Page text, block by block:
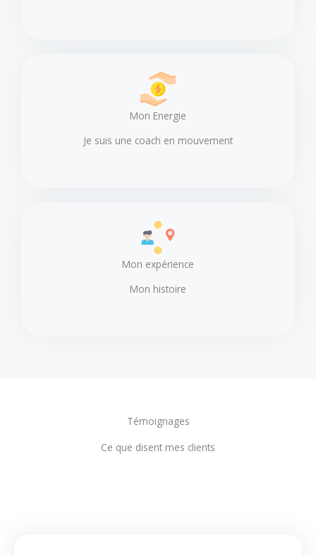
Mon Energie
Je suis une coach en mouvement
Mon expérience
Mon histoire
Témoignages
Ce que disent mes clients